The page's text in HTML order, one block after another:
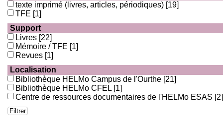
texte imprimé (livres, articles, périodiques) [19]
TFE [1]
Support
Livres [22]
Mémoire / TFE [1]
Revues [1]
Localisation
Bibliothèque HELMo Campus de l'Ourthe [21]
Bibliothèque HELMo CFEL [1]
Centre de ressources documentaires de l'HELMo ESAS [2]